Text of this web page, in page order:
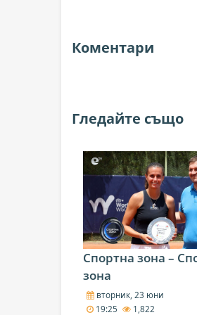
Коментари
Гледайте също
Спортна зона –
зона
вторник, 23 юни
19:25
1,822